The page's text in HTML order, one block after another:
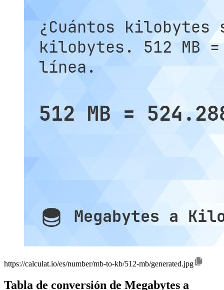
https://calculat.io/es/number/mb-to-kb/512-mb/generated.jpg
Tabla de conversión de Megabytes a